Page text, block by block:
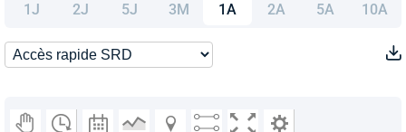
1J 2J 5J 3M 1A 2A 5A 10A